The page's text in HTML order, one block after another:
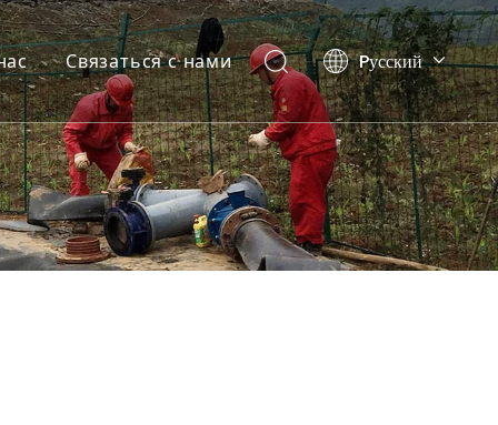
Связаться с нами Pусский
English
العربية
Español